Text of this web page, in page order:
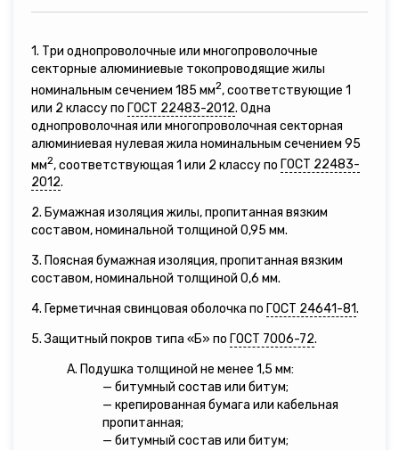
1. Три однопроволочные или многопроволочные
секторные алюминиевые токопроводящие жилы
номинальным сечением 185 мм2, соответствующие 1
или 2 классу по ГОСТ 22483-2012. Одна
однопроволочная или многопроволочная секторная
алюминиевая нулевая жила номинальным сечением 95
мм2, соответствующая 1 или 2 классу по ГОСТ 22483-
2012.
2. Бумажная изоляция жилы, пропитанная вязким
составом, номинальной толщиной 0,95 мм.
3. Поясная бумажная изоляция, пропитанная вязким
составом, номинальной толщиной 0,6 мм.
4. Герметичная свинцовая оболочка по ГОСТ 24641-81.
5. Защитный покров типа «Б» по ГОСТ 7006-72.
А. Подушка толщиной не менее 1,5 мм:
— битумный состав или битум;
— крепированная бумага или кабельная
пропитанная;
— битумный состав или битум;